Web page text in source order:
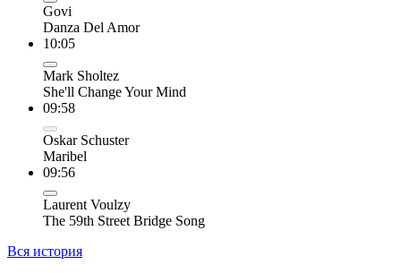
Govi
Danza Del Amor
10:05
Mark Sholtez
She'll Change Your Mind
09:58
Oskar Schuster
Maribel
09:56
Laurent Voulzy
The 59th Street Bridge Song
Вся история